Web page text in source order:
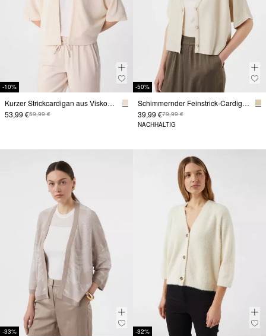
-10%
Kurzer Strickcardigan aus Viskosemix mit Fledermausärmeln
53,99 €59,99 €
-50%
Schimmernder Feinstrick-Cardigan mit Fledermausärmeln
39,99 €79,99 €
NACHHALTIG
-33% -32%